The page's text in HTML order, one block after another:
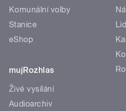
Komunální volby
Stanice
eShop
mujRozhlas
Živé vysílání
Audioarchiv